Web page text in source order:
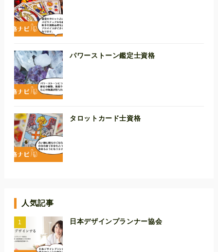
パワーストーン鑑定士資格
タロットカード士資格
人気記事
日本デザインプランナー協会